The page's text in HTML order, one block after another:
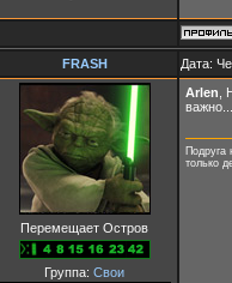
FRASH Дата:
Перемещает Остров
Группа: Свои
Arlen ,
только